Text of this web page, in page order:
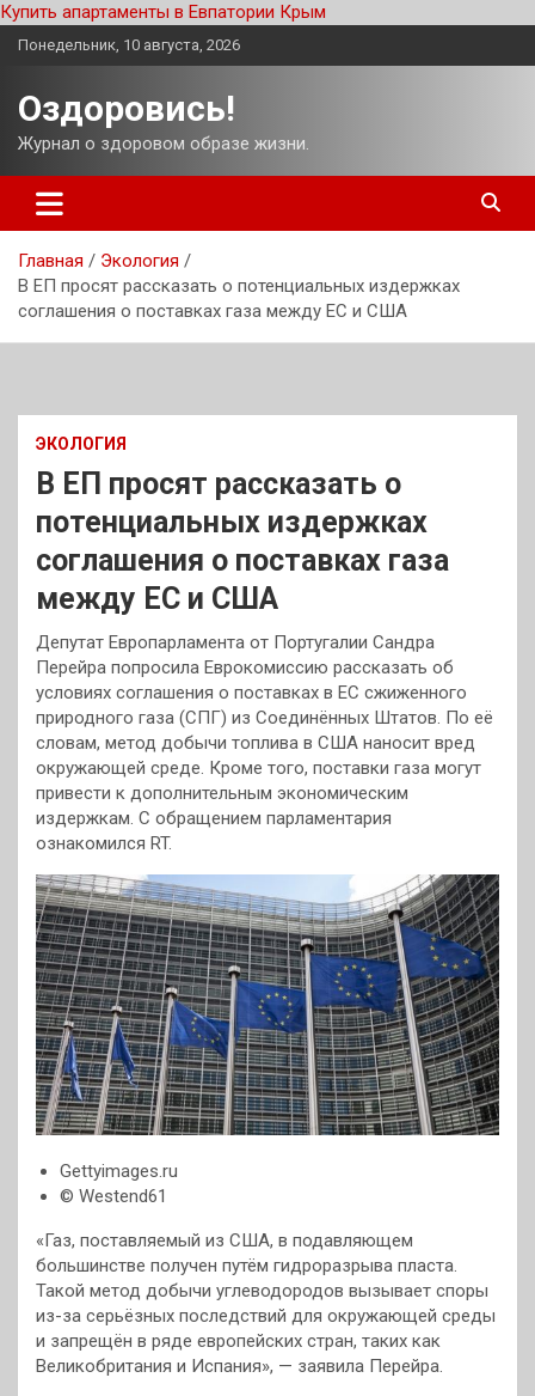
Купить апартаменты в Евпатории Крым
Перейти
Понедельник, 10 августа, 2026
Оздоровись!
Журнал о здоровом образе жизни.
Главная
Экология
В ЕП просят рассказать о потенциальных издержках
соглашения о поставках газа между ЕС и США
ЭКОЛОГИЯ
В ЕП просят рассказать о
потенциальных издержках
соглашения о поставках газа
между ЕС и США
Депутат Европарламента от Португалии Сандра
Перейра попросила Еврокомиссию рассказать об
условиях соглашения о поставках в ЕС сжиженного
природного газа (СПГ) из Соединённых Штатов. По её
словам, метод добычи топлива в США наносит вред
окружающей среде. Кроме того, поставки газа могут
привести к дополнительным экономическим
издержкам. С обращением парламентария
ознакомился RT.
Gettyimages.ru
© Westend61
«Газ, поставляемый из США, в подавляющем
большинстве получен путём гидроразрыва пласта.
Такой метод добычи углеводородов вызывает споры
из-за серьёзных последствий для окружающей среды
и запрещён в ряде европейских стран, таких как
Великобритания и Испания», — заявила Перейра.